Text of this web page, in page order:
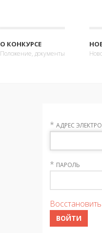
О КОНКУРСЕ
Положение, документы
* АДРЕС
* ПАРОЛЬ
ВОЙТИ